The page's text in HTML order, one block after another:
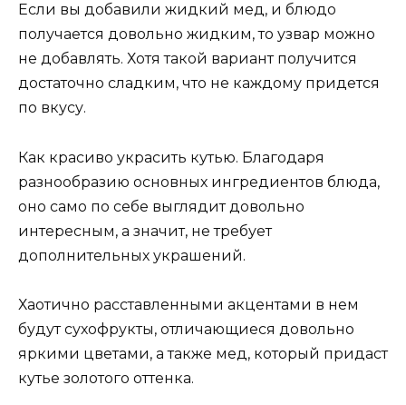
Если вы добавили жидкий мед, и блюдо
получается довольно жидким, то узвар можно
не добавлять. Хотя такой вариант получится
достаточно сладким, что не каждому придется
по вкусу.
Как красиво украсить кутью. Благодаря
разнообразию основных ингредиентов блюда,
оно само по себе выглядит довольно
интересным, а значит, не требует
дополнительных украшений.
Хаотично расставленными акцентами в нем
будут сухофрукты, отличающиеся довольно
яркими цветами, а также мед, который придаст
кутье золотого оттенка.